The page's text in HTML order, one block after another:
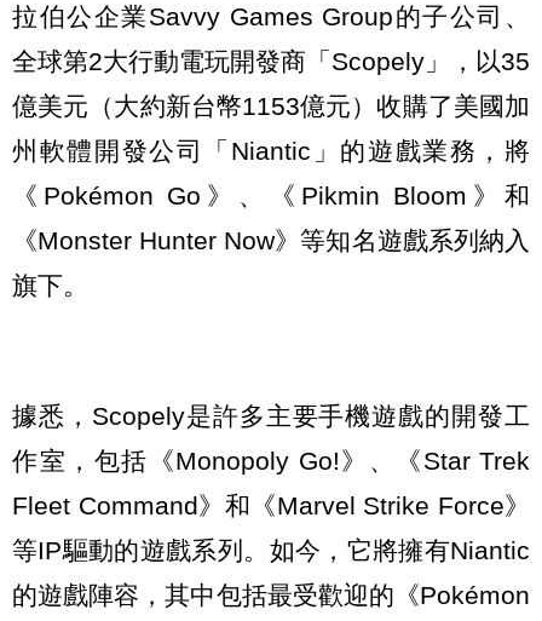
拉伯公企業Savvy Games Group的子公司、
全球第2大行動電玩開發商「Scopely」，以35
億美元（大約新台幣1153億元）收購了美國加
州軟體開發公司「Niantic」的遊戲業務，將
《Pokémon Go》、《Pikmin Bloom》和
《Monster Hunter Now》等知名遊戲系列納入
旗下。
據悉，Scopely是許多主要手機遊戲的開發工
作室，包括《Monopoly Go!》、《Star Trek
Fleet Command》和《Marvel Strike Force》
等IP驅動的遊戲系列。如今，它將擁有Niantic
的遊戲陣容，其中包括最受歡迎的《Pokémon